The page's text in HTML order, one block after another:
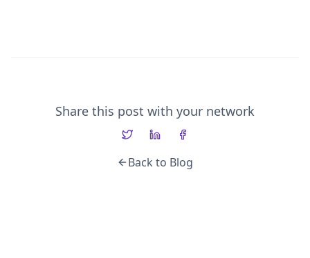
Share this post with your network
Back to Blog